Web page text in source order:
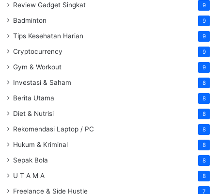
Review Gadget Singkat 9
Badminton 9
Tips Kesehatan Harian 9
Cryptocurrency 9
Gym & Workout 9
Investasi & Saham 8
Berita Utama 8
Diet & Nutrisi 8
Rekomendasi Laptop / PC 8
Hukum & Kriminal 8
Sepak Bola 8
U T A M A 8
Freelance & Side Hustle 7